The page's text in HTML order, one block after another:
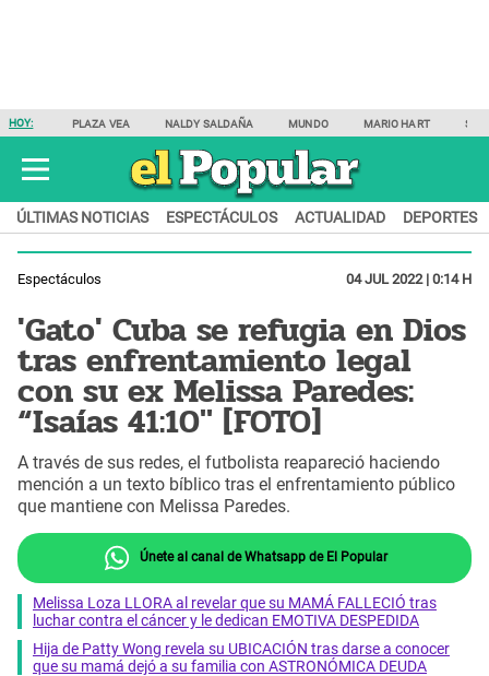
HOY: PLAZA VEA NALDY SALDAÑA MUNDO MARIO HART
ÚLTIMAS NOTICIAS ESPECTÁCULOS ACTUALIDAD DEPORTES
Espectáculos 04 JUL 2022 | 0:14 H
'Gato' Cuba se refugia en Dios
tras enfrentamiento legal
con su ex Melissa Paredes:
“Isaías 41:10″ [FOTO]
A través de sus redes, el futbolista reapareció haciendo
mención a un texto bíblico tras el enfrentamiento público
que mantiene con Melissa Paredes.
Únete al canal de Whatsapp de El Popular
Melissa Loza LLORA al revelar que su MAMÁ FALLECIÓ tras
luchar contra el cáncer y le dedican EMOTIVA DESPEDIDA
Hija de Patty Wong revela su UBICACIÓN tras darse a conocer
que su mamá dejó a su familia con ASTRONÓMICA DEUDA